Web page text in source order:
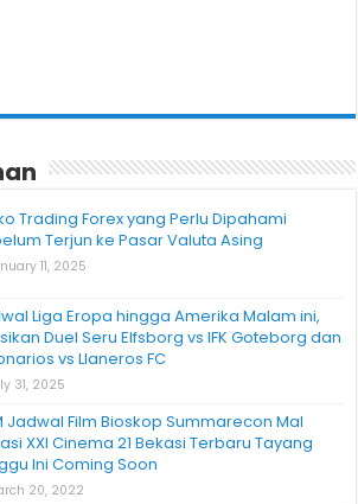
Trading Forex yang Perlu Dipahami
Terjun ke Pasar Valuta Asing
11, 2025
Liga Eropa hingga Amerika Malam ini,
Duel Seru Elfsborg vs IFK Goteborg dan
vs Llaneros FC
31, 2025
Jadwal Film Bioskop Summarecon Mal
XXI Cinema 21 Bekasi Terbaru Tayang
Ini Coming Soon
20, 2022